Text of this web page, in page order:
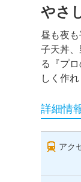
やさ
昼も夜
子天丼
る『プ
しく作れ
詳細情
アク